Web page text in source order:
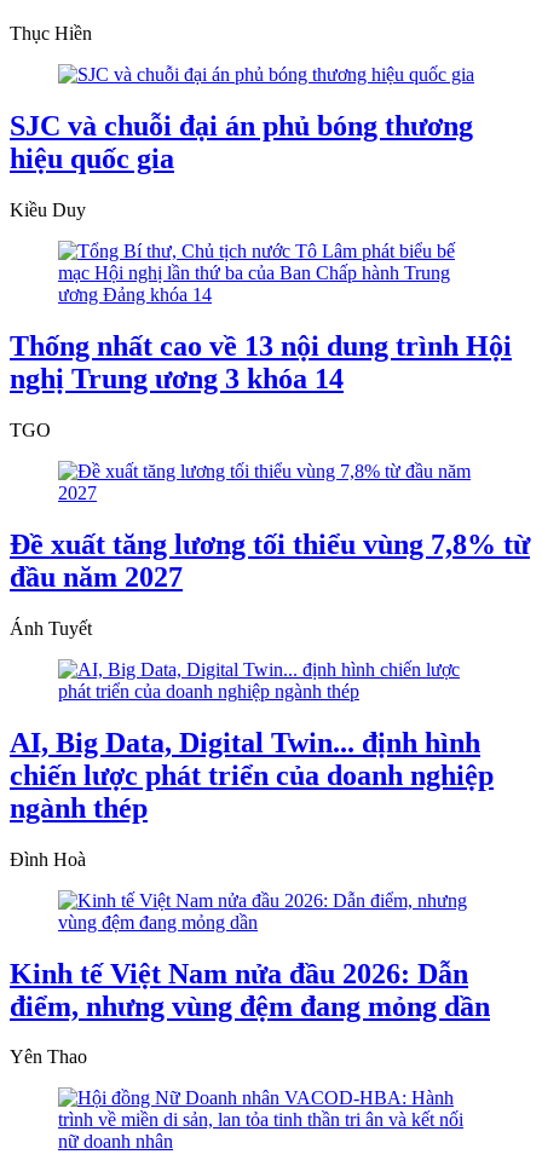
Thục Hiền
SJC và chuỗi đại án phủ bóng thương
hiệu quốc gia
Kiều Duy
Thống nhất cao về 13 nội dung trình Hội
nghị Trung ương 3 khóa 14
TGO
Đề xuất tăng lương tối thiểu vùng 7,8% từ
đầu năm 2027
Ánh Tuyết
AI, Big Data, Digital Twin... định hình
chiến lược phát triển của doanh nghiệp
ngành thép
Đình Hoà
Kinh tế Việt Nam nửa đầu 2026: Dẫn
điểm, nhưng vùng đệm đang mỏng dần
Yên Thao